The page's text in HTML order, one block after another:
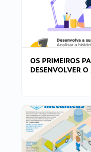
OS PRIMEIROS
DESENVOLVER